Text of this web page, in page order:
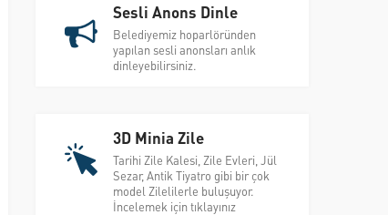
Sesli Anons Dinle
Belediyemiz hoparlöründen
yapılan sesli anonsları anlık
dinleyebilirsiniz.
3D Minia Zile
Tarihi Zile Kalesi, Zile Evleri, Jül
Sezar, Antik Tiyatro gibi bir çok
model Zilelilerle buluşuyor.
İncelemek için tıklayınız